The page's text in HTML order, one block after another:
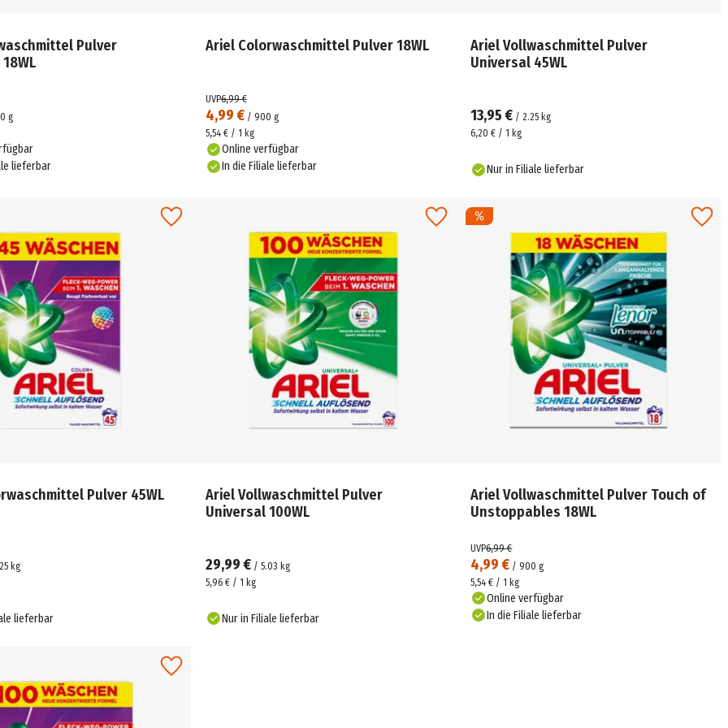
Pulver
g
lieferbar
Ariel Colorwaschmittel Pulver 18WL
4,99 €/ 900 g
UVP6,99 €
5,54 € / 1 kg
Online verfügbar
In die Filiale lieferbar
Ariel Vollwaschmittel Pulver
Universal 45WL
13,95 € /2.25 kg
6,20 € / 1 kg
Nur in Filiale lieferbar
Pulver 45WL
kg
lieferbar
Ariel Vollwaschmittel Pulver
Universal 100WL
29,99 €/ 5.03 kg
5,96 € / 1 kg
Nur in Filiale lieferbar
Ariel Vollwaschmittel Pulver Touch of
Unstoppables 18WL
4,99 € /900 g
UVP6,99 €
5,54 € / 1 kg
Online verfügbar
In die Filiale lieferbar